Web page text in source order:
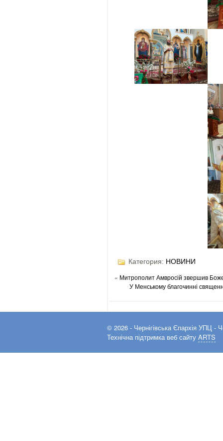
Категория: НОВИНИ
« Митрополит Амвросій звершив
У Менському благочинні
© 2026 - Чернігівська Єпархія УПЦ -
Технічна підтримка веб сайту ARTS